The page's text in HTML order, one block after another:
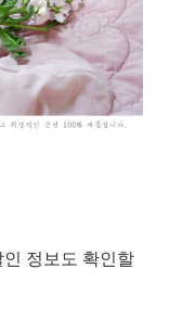
정보도 확인할